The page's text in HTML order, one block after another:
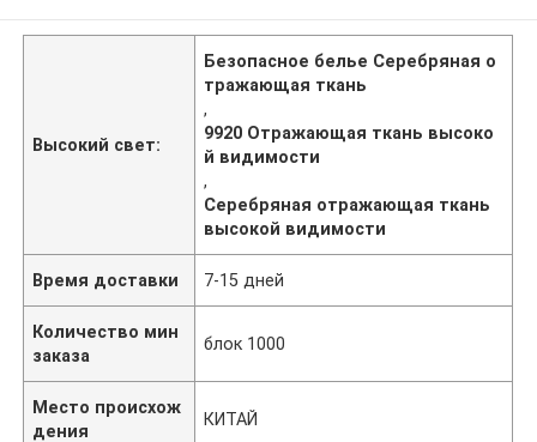
Высокий свет:
Безопасное белье Серебряная о
тражающая ткань
,
9920 Отражающая ткань высоко
й видимости
,
Серебряная отражающая ткань
высокой видимости
Время доставки 7-15 дней
Количество мин
заказа
блок 1000
Место происхож
дения
КИТАЙ